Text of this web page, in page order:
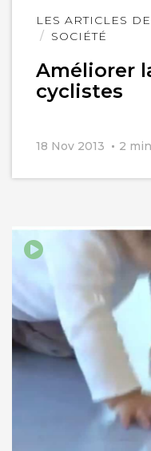
LES ARTICLES
SOCIÉTÉ
Améliorer
cyclistes
18 Nov 2013 2
Lire
l'article